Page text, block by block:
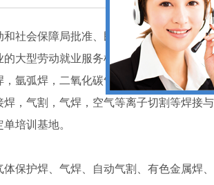
社会保障局批准、民政局注册，常年培
大型劳动就业服务机构。高级电焊学校
氩弧焊，二氧化碳气体保护焊，铜焊，
，气割，气焊，空气等离子切割等焊接
培训基地。
保护焊、气焊、自动气割、有色金属焊